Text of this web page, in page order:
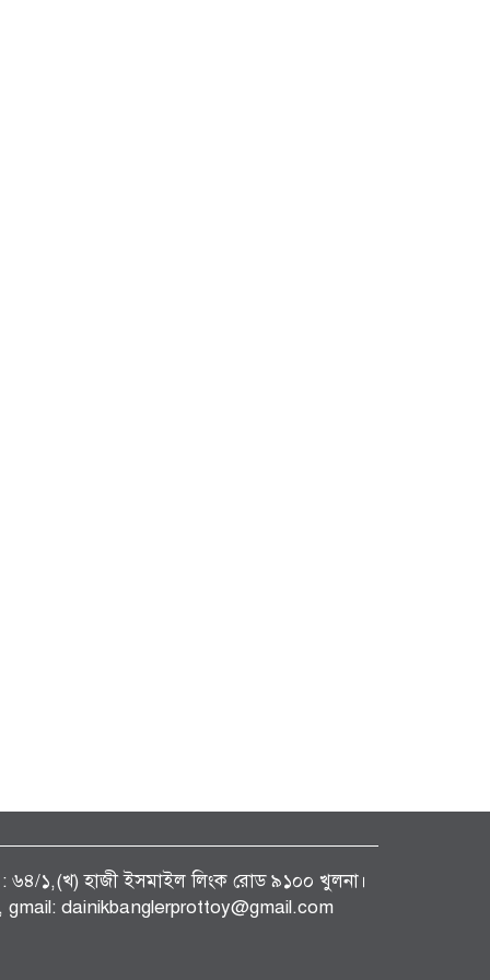
: ৬৪/১,(খ) হাজী ইসমাইল লিংক রোড ৯১০০ খুলনা।
dainikbanglerprottoy@gmail.com